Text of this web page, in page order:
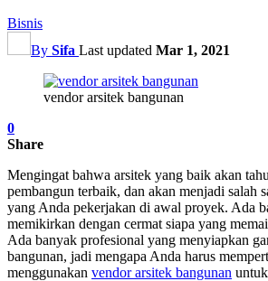
Bisnis
By Sifa Last updated Mar 1, 2021
vendor arsitek bangunan
0
Share
Mengingat bahwa arsitek yang baik akan
pembangun terbaik, dan akan menjadi salah
yang Anda pekerjakan di awal proyek. Ada
memikirkan dengan cermat siapa yang
Ada banyak profesional yang menyiapkan
bangunan, jadi mengapa Anda harus
menggunakan vendor arsitek bangunan